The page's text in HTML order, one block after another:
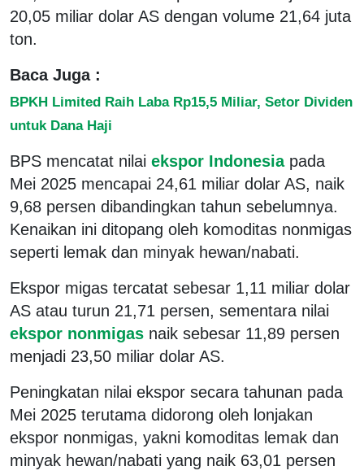
20,05 miliar dolar AS dengan volume 21,64 juta
ton.
Baca Juga :
BPKH Limited Raih Laba Rp15,5 Miliar, Setor Dividen
untuk Dana Haji
BPS mencatat nilai ekspor Indonesia pada
Mei 2025 mencapai 24,61 miliar dolar AS, naik
9,68 persen dibandingkan tahun sebelumnya.
Kenaikan ini ditopang oleh komoditas nonmigas
seperti lemak dan minyak hewan/nabati.
Ekspor migas tercatat sebesar 1,11 miliar dolar
AS atau turun 21,71 persen, sementara nilai
ekspor nonmigas naik sebesar 11,89 persen
menjadi 23,50 miliar dolar AS.
Peningkatan nilai ekspor secara tahunan pada
Mei 2025 terutama didorong oleh lonjakan
ekspor nonmigas, yakni komoditas lemak dan
minyak hewan/nabati yang naik 63,01 persen